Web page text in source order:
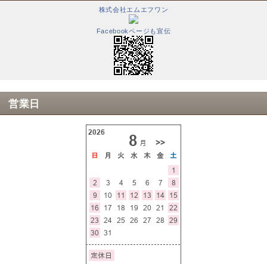
株式会社エムエフワン
Facebookページも宣伝
営業日